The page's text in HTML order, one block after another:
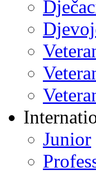
Junior